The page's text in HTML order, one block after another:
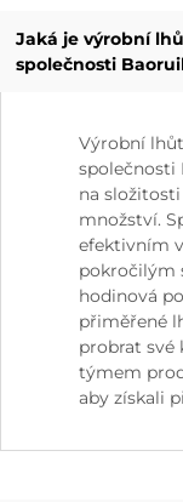
Jaká je výrobní
společnosti
Výrobní
společnosti
na
množství.
efektivním
pokročilým
hodinová
přiměřené
probrat své
týmem
aby získali